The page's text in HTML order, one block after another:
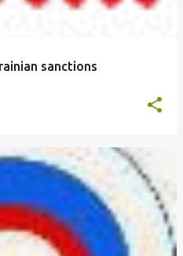
sanctions